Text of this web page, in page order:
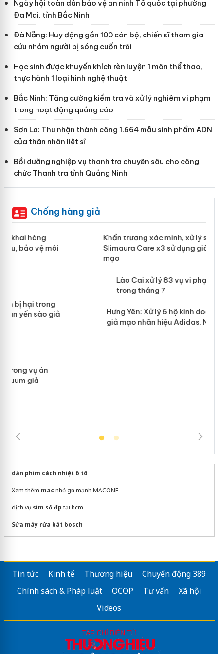
Ngày hội toàn dân bảo vệ an ninh Tổ quốc tại phường
Đa Mai, tỉnh Bắc Ninh
Đà Nẵng: Huy động gần 100 cán bộ, chiến sĩ tham gia
cứu nhóm người bị sóng cuốn trôi
Học sinh được khuyến khích rèn luyện 1 môn thể thao,
thực hành 1 loại hình nghệ thuật
Bắc Ninh: Tăng cường kiểm tra và xử lý nghiêm vi phạm
trong hoạt động quảng cáo
Sơn La: Thu nhận thành công 1.664 mẫu sinh phẩm ADN
của thân nhân liệt sĩ
Bồi dưỡng nghiệp vụ thanh tra chuyên sâu cho công
chức Thanh tra tỉnh Quảng Ninh
Chống hàng giả
Khẩn trương xác minh, xử lý sản phẩm
Slimaura Care x3 sử dụng giấy phép
mại trong tháng 7
dán phim cách nhiệt ô tô
Xem thêm mac nhỏ gọn mạnh MACONE
dịch vụ sim số đẹp tại hcm
Sửa máy rửa bát bosch
Tin tức Kinh tế Thương hiệu
Chuyển động 389
Chính sách & Pháp luật
OCOP Tư vấn
Xã hội
Videos